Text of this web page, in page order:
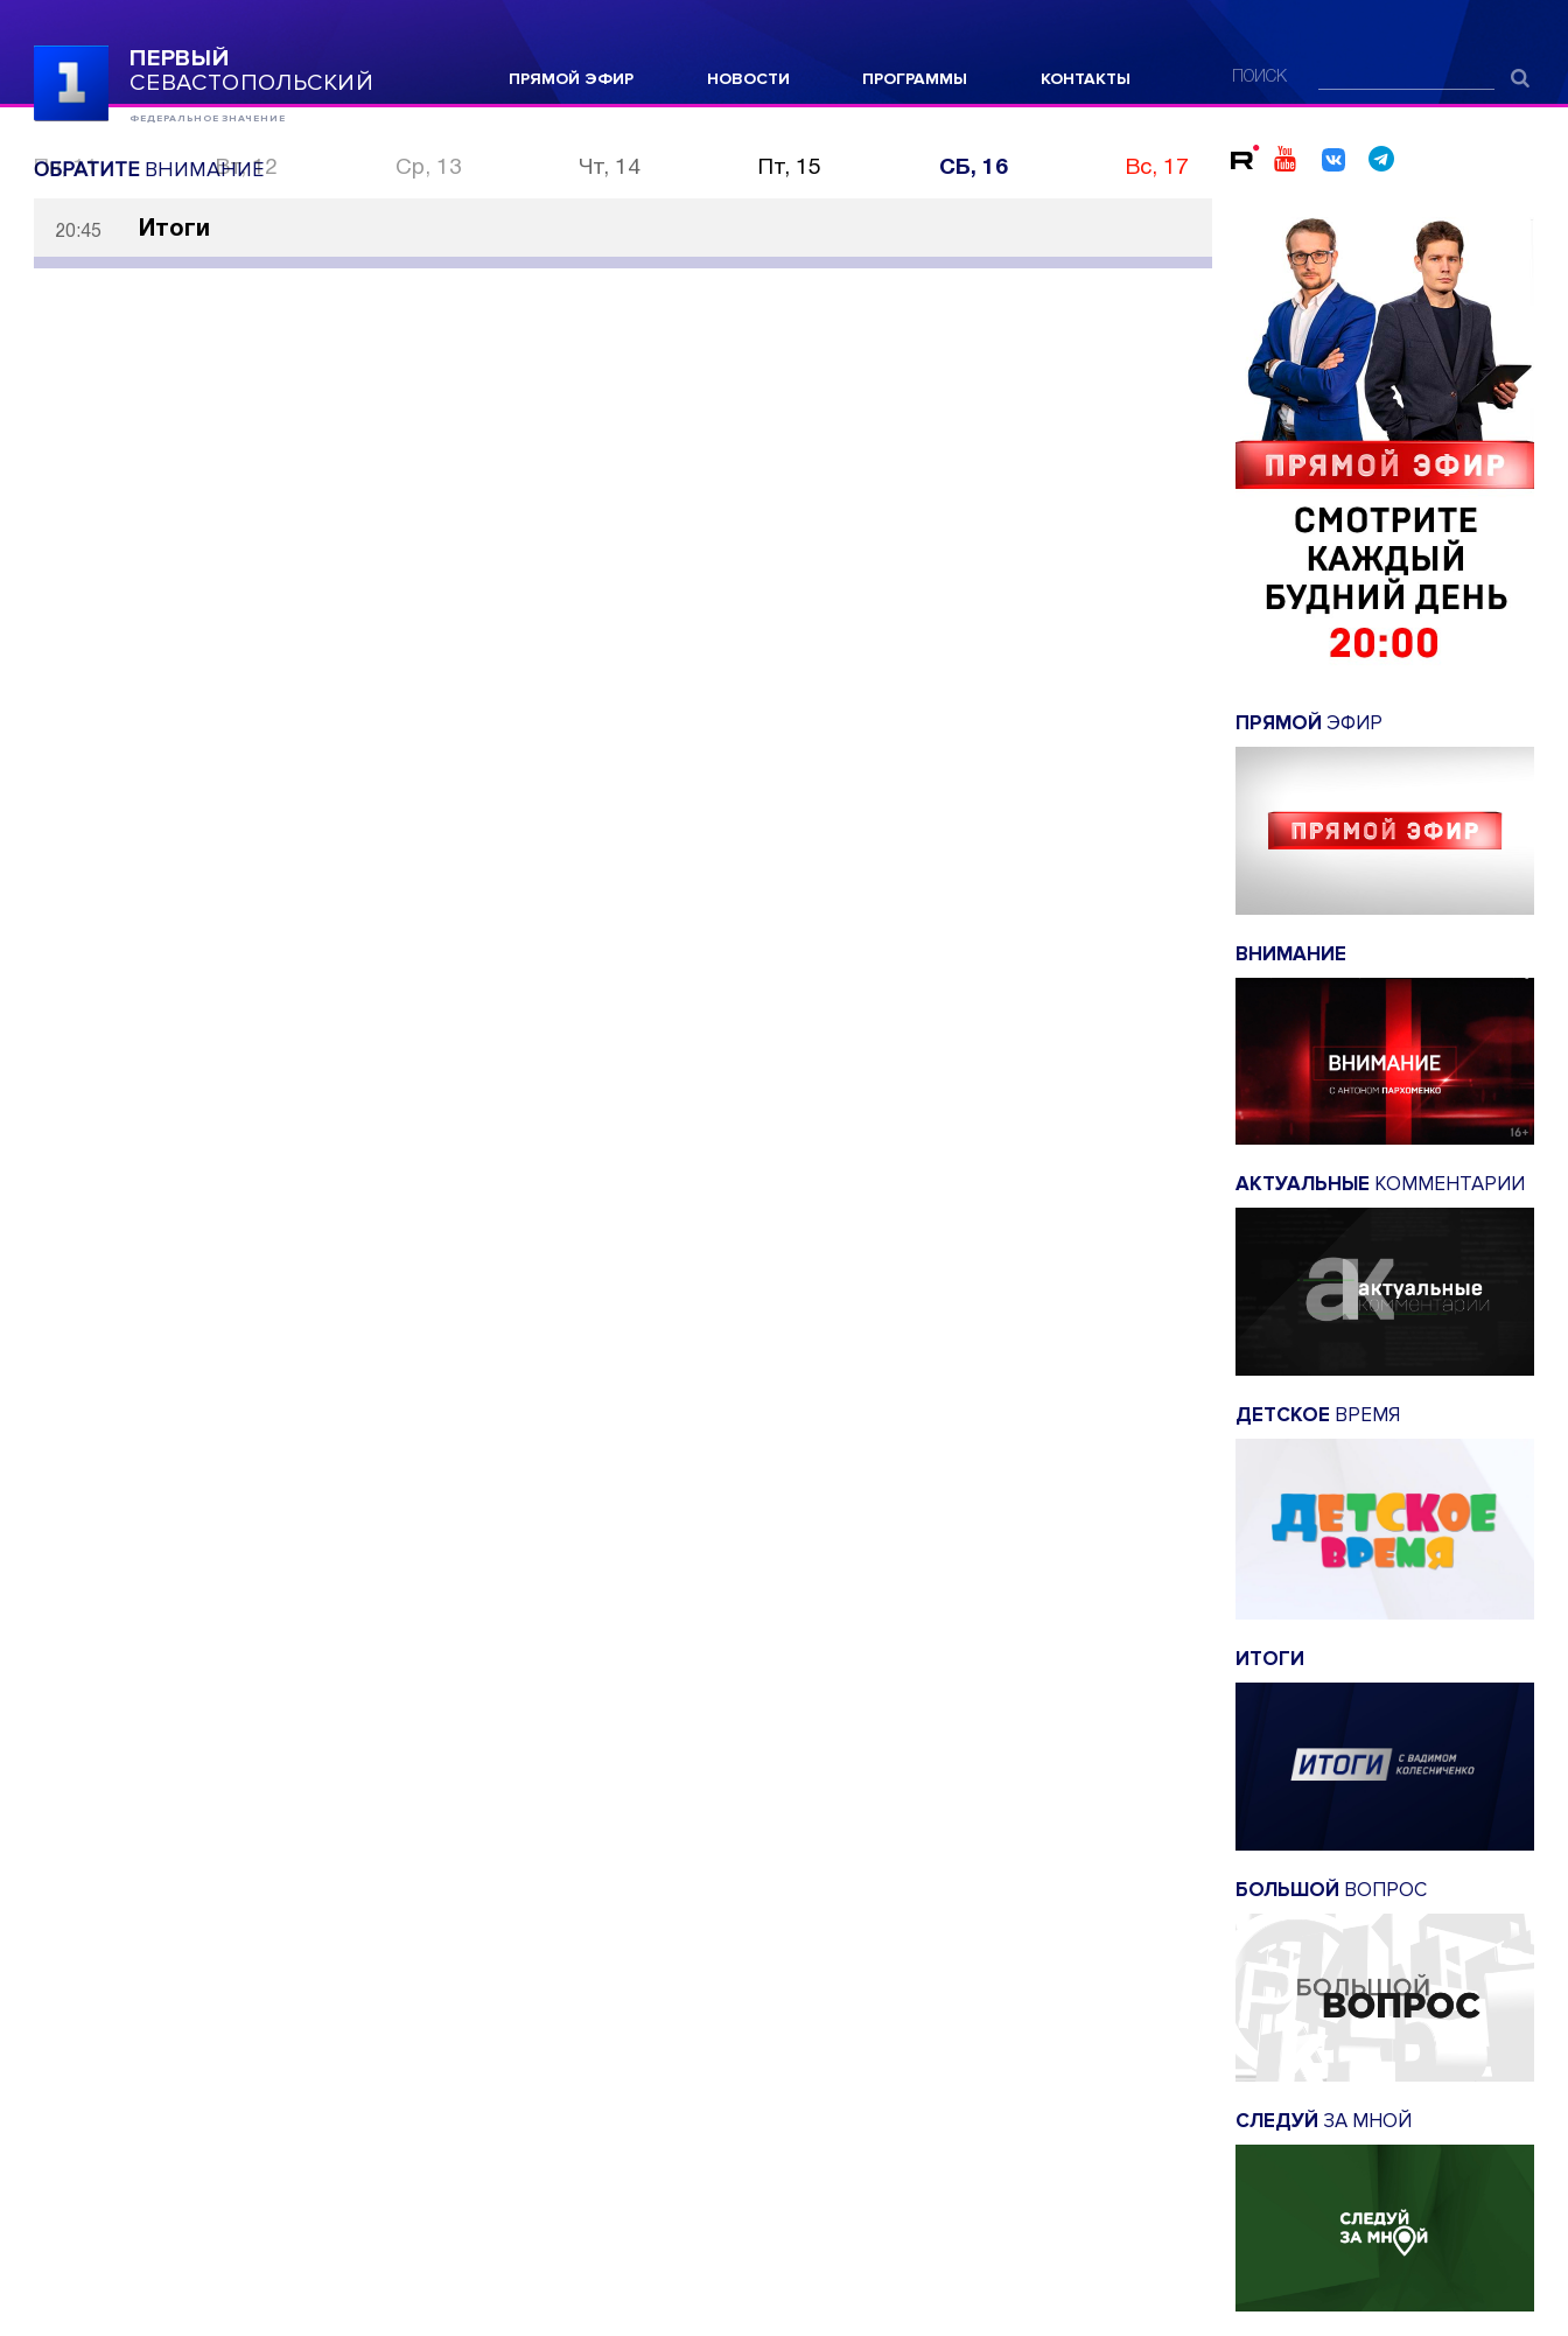
ПЕРВЫЙ
СЕВАСТОПОЛЬСКИЙ
ФЕДЕРАЛЬНОЕ ЗНАЧЕНИЕ
ПРЯМОЙ ЭФИР НОВОСТИ ПРОГРАММЫ КОНТАКТЫ ПОИСК
ОБРАТИТЕВНИМАНИЕ
Пн, 11 Вт, 12 Ср, 13 Чт, 14 Пт, 15 СБ, 16 Вс, 17
20:45 Итоги
ПРЯМОЙ ЭФИР
ВНИМАНИЕ
АКТУАЛЬНЫЕ КОММЕНТАРИИ
ДЕТСКОЕ ВРЕМЯ
ИТОГИ
БОЛЬШОЙ ВОПРОС
СЛЕДУЙ ЗА МНОЙ